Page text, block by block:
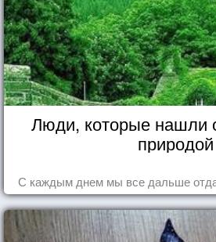
Люди, которые нашли
природой
С каждым днем мы все дальше